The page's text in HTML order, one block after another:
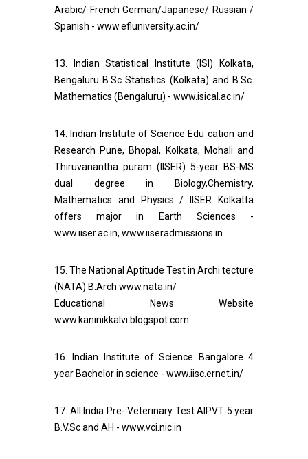
Arabic/ French German/Japanese/ Russian /
Spanish - www.efluniversity.ac.in/
13. Indian Statistical Institute (ISI) Kolkata,
Bengaluru B.Sc Statistics (Kolkata) and B.Sc.
Mathematics (Bengaluru) - www.isical.ac.in/
14. Indian Institute of Science Edu cation and
Research Pune, Bhopal, Kolkata, Mohali and
Thiruvanantha puram (IISER) 5-year BS-MS
dual degree in Biology,Chemistry,
Mathematics and Physics / IISER Kolkatta
offers major in Earth Sciences -
www.iiser.ac.in, www.iiseradmissions.in
15. The National Aptitude Test in Archi tecture
(NATA) B.Arch www.nata.in/
Educational News Website
www.kaninikkalvi.blogspot.com
16. Indian Institute of Science Bangalore 4
year Bachelor in science - www.iisc.ernet.in/
17. All India Pre- Veterinary Test AIPVT 5 year
B.V.Sc and AH - www.vci.nic.in